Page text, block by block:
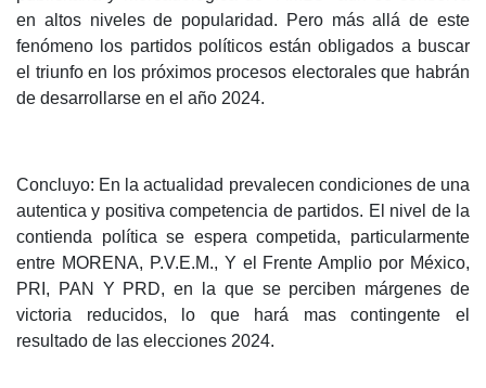
en altos niveles de popularidad. Pero más allá de este
fenómeno los partidos políticos están obligados a buscar
el triunfo en los próximos procesos electorales que habrán
de desarrollarse en el año 2024.
Concluyo: En la actualidad prevalecen condiciones de una
autentica y positiva competencia de partidos. El nivel de la
contienda política se espera competida, particularmente
entre MORENA, P.V.E.M., Y el Frente Amplio por México,
PRI, PAN Y PRD, en la que se perciben márgenes de
victoria reducidos, lo que hará mas contingente el
resultado de las elecciones 2024.